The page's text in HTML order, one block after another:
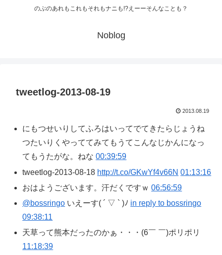
のぶのあれもこれもそれもナニも!?えーーそんなことも？
Noblog
tweetlog-2013-08-19
2013.08.19
にもつせいりしてふろはいってでてきたらじょうね
つたいりくやっててみてもうてこんなじかんになっ
てもうたがな。ねな00:39:59
tweetlog-2013-08-18 http://t.co/GKwYf4v66N 01:13:16
おはようございます。汗だくですｗ06:56:59
@bossringo いえーす( ´ ▽ ` )ﾉ in reply to bossringo
09:38:11
天草って熊本だったのかぁ・・・(6￣ ￣)ポリポリ
11:18:39